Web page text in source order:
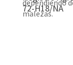
dependiendo
malezas.
72-H18/NA